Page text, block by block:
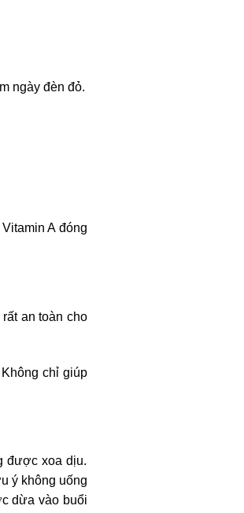
ngày đèn đỏ.
A đóng
an toàn cho
chỉ giúp
được xoa dịu.
ý không uống
dừa vào buổi